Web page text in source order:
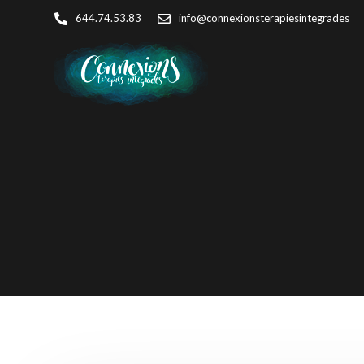
644.74.53.83 info@connexionsterapiesintegrades